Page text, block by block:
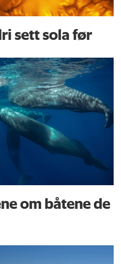
sett sola før
om båtene de